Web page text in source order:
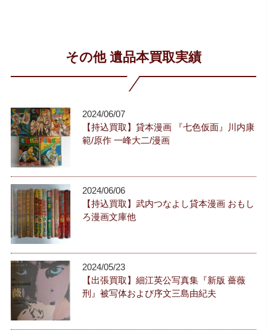
その他 遺品本買取実績
2024/06/07
【持込買取】貸本漫画 『七色仮面』川内康
範/原作 一峰大二/漫画
2024/06/06
【持込買取】武内つなよし貸本漫画 おもし
ろ漫画文庫他
2024/05/23
【出張買取】細江英公写真集『新版 薔薇
刑』被写体および序文三島由紀夫